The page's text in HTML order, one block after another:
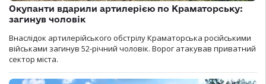
Окупанти вдарили артилерією по Краматорську:
загинув чоловік
Внаслідок артилерійського обстрілу Краматорська російськими
військами загинув 52-річний чоловік. Ворог атакував приватний
сектор міста.